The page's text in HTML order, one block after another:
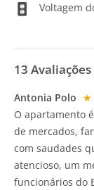
Voltagem
13 Avaliações
Antonia Polo
O apartamento
de mercados,
com saudades
atencioso, um
funcionários do